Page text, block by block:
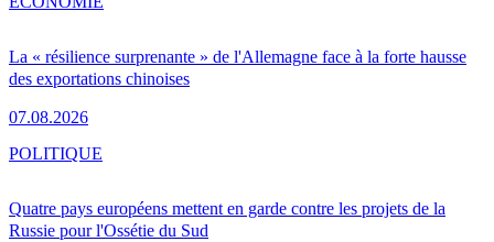
La « résilience surprenante » de l'Allemagne face à la forte hausse
des exportations chinoises
07.08.2026
Quatre pays européens mettent en garde contre les projets de la
Russie pour l'Ossétie du Sud
POLITIQUE